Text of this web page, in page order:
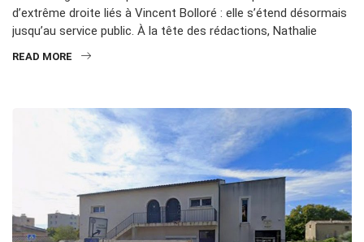
d’extrême droite liés à Vincent Bolloré : elle s’étend désormais
jusqu’au service public. À la tête des rédactions, Nathalie
READ MORE